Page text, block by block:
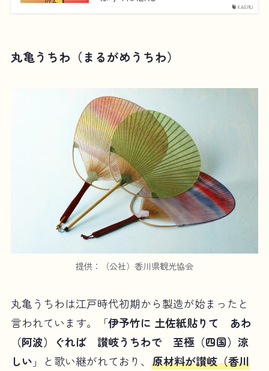
KAERU
丸亀うちわ（まるがめうちわ）
提供：（公社）香川県観光協会
丸亀うちわは江戸時代初期から製造が始まったと
言われています。「伊予竹に 土佐紙貼りて あわ
（阿波）ぐれば 讃岐うちわで 至極（四国）涼
しい 」と歌い継がれており、 原材料が讃岐（香川